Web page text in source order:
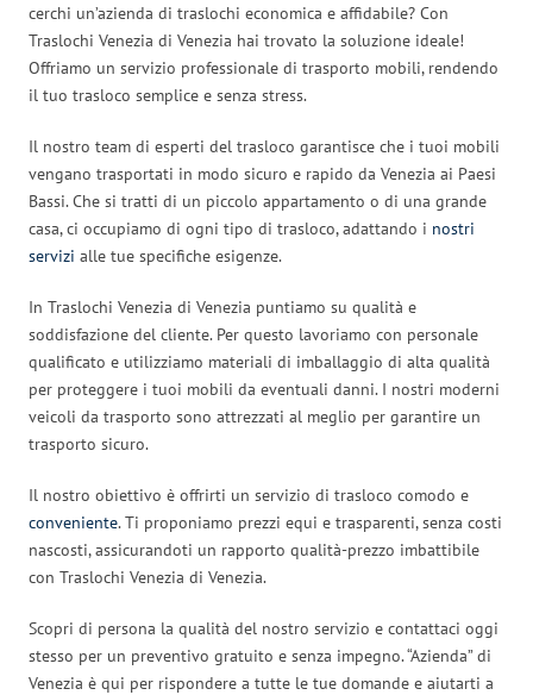
cerchi un’azienda di traslochi economica e affidabile? Con
Traslochi Venezia di Venezia hai trovato la soluzione ideale!
Offriamo un servizio professionale di trasporto mobili, rendendo
il tuo trasloco semplice e senza stress.
Il nostro team di esperti del trasloco garantisce che i tuoi mobili
vengano trasportati in modo sicuro e rapido da Venezia ai Paesi
Bassi. Che si tratti di un piccolo appartamento o di una grande
casa, ci occupiamo di ogni tipo di trasloco, adattando i nostri
servizi alle tue specifiche esigenze.
In Traslochi Venezia di Venezia puntiamo su qualità e
soddisfazione del cliente. Per questo lavoriamo con personale
qualificato e utilizziamo materiali di imballaggio di alta qualità
per proteggere i tuoi mobili da eventuali danni. I nostri moderni
veicoli da trasporto sono attrezzati al meglio per garantire un
trasporto sicuro.
Il nostro obiettivo è offrirti un servizio di trasloco comodo e
conveniente. Ti proponiamo prezzi equi e trasparenti, senza costi
nascosti, assicurandoti un rapporto qualità-prezzo imbattibile
con Traslochi Venezia di Venezia.
Scopri di persona la qualità del nostro servizio e contattaci oggi
stesso per un preventivo gratuito e senza impegno. “Azienda” di
Venezia è qui per rispondere a tutte le tue domande e aiutarti a